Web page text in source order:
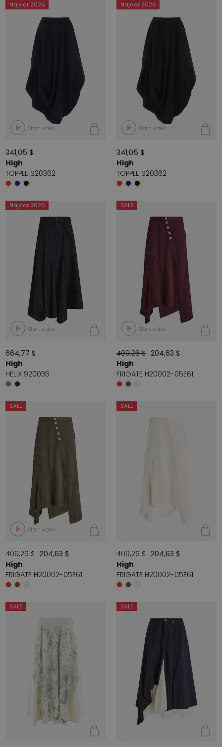
Najaar 2026
Start video
341,05 $
High
TOPPLE S20362
Najaar 2026
Start video
341,05 $
High
TOPPLE S20362
Najaar 2026
Start video
664,77 $
High
HELIX 920036
SALE
Start video
409,26 $ 204,63 $
High
FRIGATE H20002-05E61
SALE
Start video
409,26 $ 204,63 $
High
FRIGATE H20002-05E61
SALE
409,26 $ 204,63 $
High
FRIGATE H20002-05E61
SALE SALE